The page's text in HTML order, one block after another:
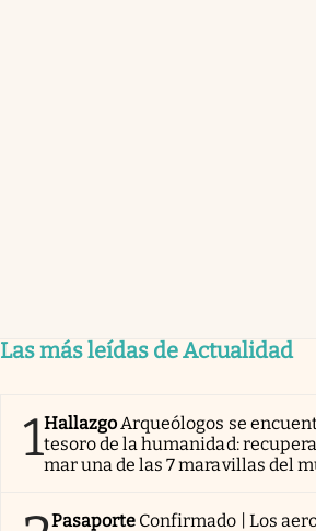
Las más leídas de Actualidad
1Hallazgo Arqueólogos se
tesoro de la humanidad:
mar una de las 7 maravillas del
Pasaporte Confirmado | Los